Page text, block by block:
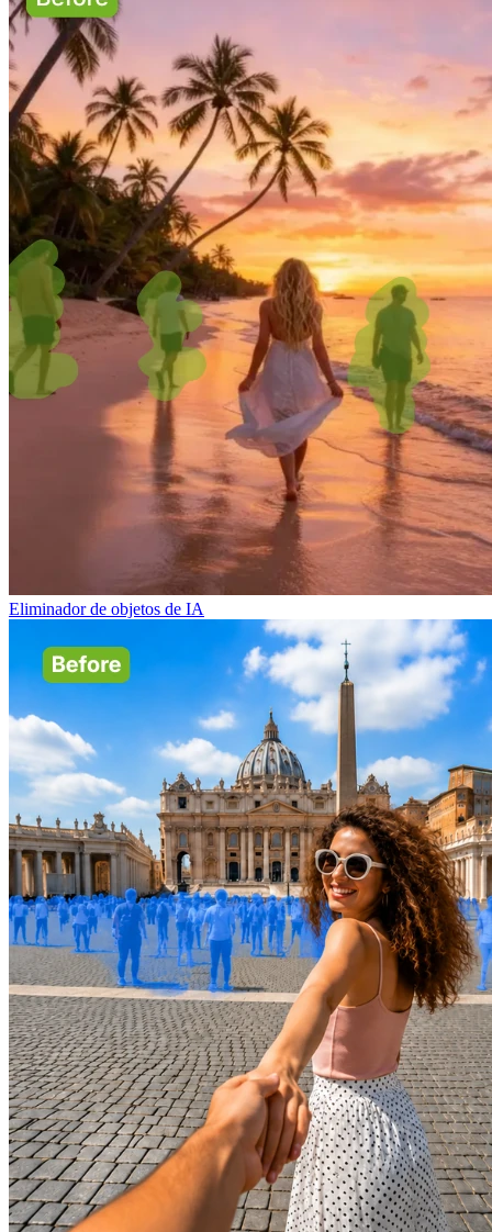
Eliminador de objetos de IA